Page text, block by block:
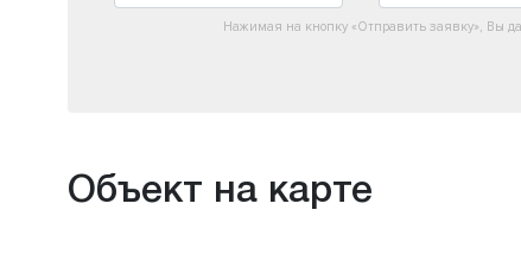
Нажимая на кнопку «Отправить заявку», Вы
Объект на карте